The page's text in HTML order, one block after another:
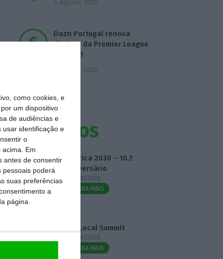
como cookies, e
um dispositivo
de audiências e
usar identificação e
o
Em
antes de consentir
pessoais poderá
suas preferências
a
página.
4 Agosto 2026
Dazn Portugal renova
direitos da Premier League
até 2031
5 Agosto 2026
Eventos
Fábrica 2030 – 10.º
Aniversário
14/10/2026
SAIBA MAIS
3.º Local Summit
07/10/2026
SAIBA MAIS